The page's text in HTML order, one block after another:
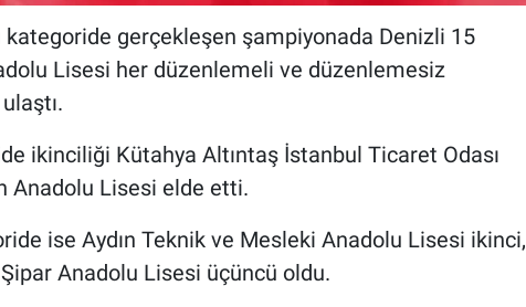
kategoride gerçekleşen şampiyonada Denizli 15
Lisesi her düzenlemeli ve düzenlemesiz
ikinciliği Kütahya Altıntaş İstanbul Ticaret Odası
Anadolu Lisesi elde etti.
ise Aydın Teknik ve Mesleki Anadolu Lisesi ikinci,
Anadolu Lisesi üçüncü oldu.